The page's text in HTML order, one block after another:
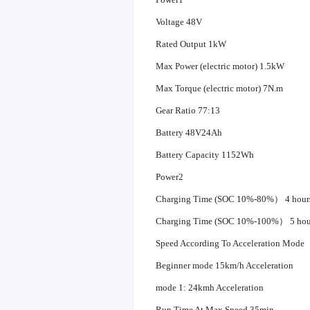
Voltage 48V
Rated Output 1kW
Max Power (electric motor) 1.5kW
Max Torque (electric motor) 7N.m
Gear Ratio 77:13
Battery 48V24Ah
Battery Capacity 1152Wh
Power2
Charging Time (SOC 10%-80%） 4
Charging Time (SOC 10%-100%） 5
Speed According To Acceleration Mode
Beginner mode 15km/h Acceleration
mode 1: 24kmh Acceleration